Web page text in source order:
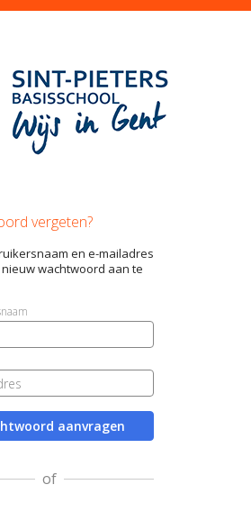
vergeten?
en e-mailadres
wachtwoord aan te
aanvragen
of